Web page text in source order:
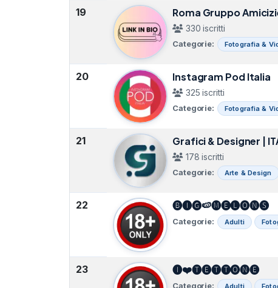
19 Roma Gruppo
330 iscritti
Categorie: Fotografia &
20 Instagram Pod Italia
325 iscritti
Categorie: Fotografia &
21 Grafici & Designer |
178 iscritti
Categorie: Arte & Design
22 🅑🅘🅖🍉🅜🅔🅛🅞🅝🅢
Categorie: Adulti
23 🅘❤️🅣🅔🅣🅣🅞🅝🅔
Categorie: Adulti